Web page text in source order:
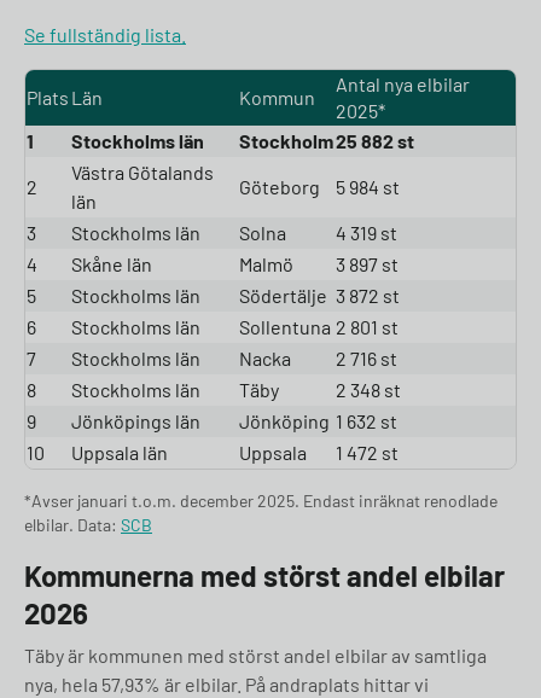
Se fullständig lista.
Plats Län Kommun
Antal nya elbilar
2025*
1
Stockholms län Stockholm25 882 st
2
Västra Götalands
län
Göteborg
5 984 st
3
Stockholms län Solna
4 319 st
4
Skåne län Malmö
3 897 st
5
Stockholms län Södertälje 3 872 st
6
Stockholms län Sollentuna 2 801 st
7
Stockholms län Nacka
2 716 st
8
Stockholms län Täby
2 348 st
9
Jönköpings län Jönköping 1 632 st
10
Uppsala län Uppsala 1 472 st
*Avser januari t.o.m. december 2025. Endast inräknat renodlade
elbilar. Data: SCB
Kommunerna med störst andel elbilar
2026
Täby är kommunen med störst andel elbilar av samtliga
nya, hela 57,93% är elbilar. På andraplats hittar vi